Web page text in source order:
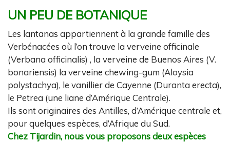
UN PEU DE BOTANIQUE
Les lantanas appartiennent à la grande famille des
Verbénacées où l’on trouve la verveine officinale
(Verbana officinalis) , la verveine de Buenos Aires (V.
bonariensis) la verveine chewing-gum (Aloysia
polystachya), le vanillier de Cayenne (Duranta erecta),
le Petrea (une liane d’Amérique Centrale).
Ils sont originaires des Antilles, d’Amérique centrale et,
pour quelques espèces, d’Afrique du Sud.
Chez Tijardin, nous vous proposons deux espèces